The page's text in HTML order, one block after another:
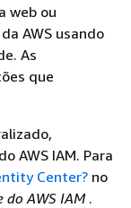
web ou
AWS usando
As
que
AWS IAM. Para
Center? no
do AWS IAM.